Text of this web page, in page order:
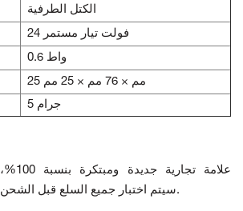
الكتل الطرفية
24 فولت تيار مستمر
0.6 واط
25 مم × 76 مم × 25 مم
5 جرام
علامة تجارية جديدة ومبتكرة بنسبة 100%،
سيتم اختبار جميع السلع قبل الشحن.